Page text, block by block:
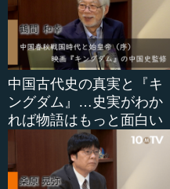
中国古代史の真実と『キ
ングダム』…史実がわか
れば物語はもっと面白い